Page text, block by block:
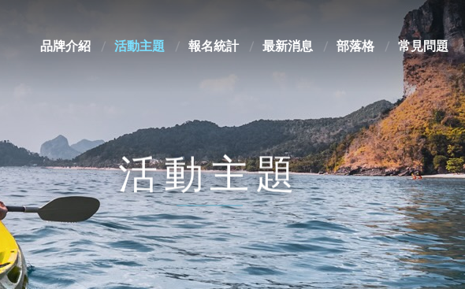
品牌介紹 活動主題 報名統計 最新消息 部落格 常見問題
活動主題